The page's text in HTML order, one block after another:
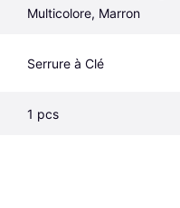
Multicolore, Marron
Serrure à Clé
1 pcs